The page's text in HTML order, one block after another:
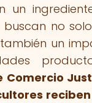
un
no
un
Comercio